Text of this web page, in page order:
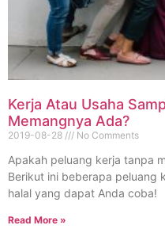
Kerja Atau Usaha
Memangnya Ada?
2019-08-28 No Comments
Apakah peluang kerja tanpa
Berikut ini beberapa peluang
halal yang dapat Anda coba!
Read More »